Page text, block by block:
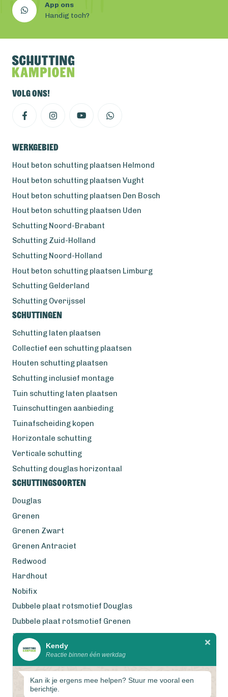
App ons
Handig toch?
Volg ons!
Werkgebied
Hout beton schutting plaatsen Helmond
Hout beton schutting plaatsen Vught
Hout beton schutting plaatsen Den Bosch
Hout beton schutting plaatsen Uden
Schutting Noord-Brabant
Schutting Zuid-Holland
Schutting Noord-Holland
Hout beton schutting plaatsen Limburg
Schutting Gelderland
Schutting Overijssel
Schuttingen
Schutting laten plaatsen
Collectief een schutting plaatsen
Houten schutting plaatsen
Schutting inclusief montage
Tuin schutting laten plaatsen
Tuinschuttingen aanbieding
Tuinafscheiding kopen
Horizontale schutting
Verticale schutting
Schutting douglas horizontaal
Schuttingsoorten
Douglas
Grenen
Grenen Zwart
Grenen Antraciet
Redwood
Hardhout
Nobifix
Dubbele plaat rotsmotief Douglas
Dubbele plaat rotsmotief Grenen
Zweeds Rabat Douglas
Wij werken met eerlijke
gecertificeerde houtsoorten
Kendy
Reactie binnen één werkdag
Kan ik je ergens mee helpen? Stuur me vooral een
berichtje.